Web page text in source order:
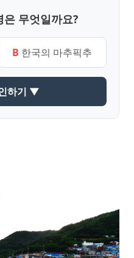
무엇일까요?
B 한국의 마추픽추
하기 ▼